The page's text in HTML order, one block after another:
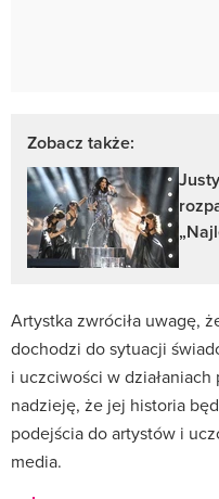
Zobacz także:
Artystka zwróciła uwagę,
dochodzi do sytuacji
i uczciwości w
nadzieję, że jej historia
podejścia do artystów i
media.